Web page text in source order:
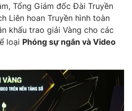
Tổng Giám đốc Đài Truyền
Liên hoan Truyền hình toàn
khấu trao giải Vàng cho các
loại Phóng sự ngắn và Video